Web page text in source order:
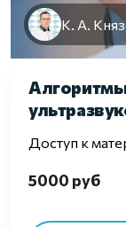
К. А.
Алгоритмы
Доступ к
5000 руб